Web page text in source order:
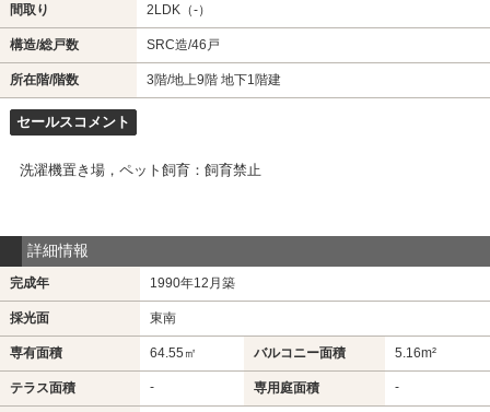
間取り 2LDK（-）
構造/総戸数 SRC造/46戸
所在階/階数 3階/地上9階 地下1階建
セールスコメント
洗濯機置き場，ペット飼育：飼育禁止
詳細情報
完成年 1990年12月築
採光面 東南
専有面積 64.55㎡ バルコニー面積 5.16m²
テラス面積 - 専用庭面積 -